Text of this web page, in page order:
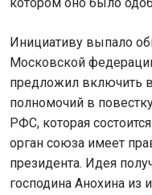
Инициативу выпало
Московской
предложил включить
полномочий в
РФС, которая
орган союза имеет
президента. Идея
господина Анохина из